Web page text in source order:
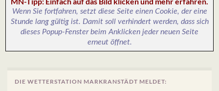
1 2 3 … 11
DIE WETTERSTATION MARKRANSTÄDT MELDET:
Wenn Sie fortfahren, setzt diese Seite einen Cookie, der eine
Stunde lang gültig ist. Damit soll verhindert werden, dass sich
dieses Popup-Fenster beim Anklicken jeder neuen Seite
erneut öffnet.